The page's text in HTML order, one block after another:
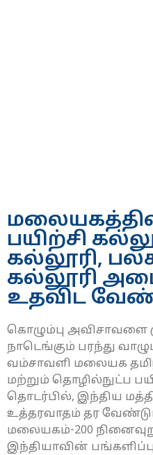
பயிற்சி
கல்லூரி,
கல்லூரி
உதவிட
கொழும்பு அவிசாவளை
நாடெங்கும் பரந்து
வம்சாவளி மலையக
மற்றும் தொழில்நுட்ப
தொடர்பில், இந்திய
உத்தரவாதம் தர
மலையகம்-200
இந்தியாவின்